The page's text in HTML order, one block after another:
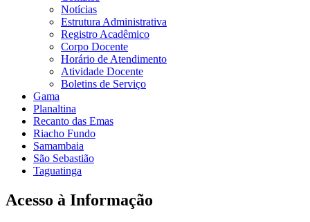
Notícias
Estrutura Administrativa
Registro Acadêmico
Corpo Docente
Horário de Atendimento
Atividade Docente
Boletins de Serviço
Gama
Planaltina
Recanto das Emas
Riacho Fundo
Samambaia
São Sebastião
Taguatinga
Acesso à Informação